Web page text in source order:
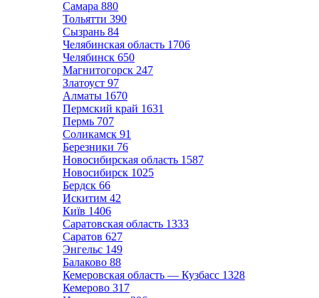
Самара 880
Тольятти 390
Сызрань 84
Челябинская область 1706
Челябинск 650
Магнитогорск 247
Златоуст 97
Алматы 1670
Пермский край 1631
Пермь 707
Соликамск 91
Березники 76
Новосибирская область 1587
Новосибирск 1025
Бердск 66
Искитим 42
Київ 1406
Саратовская область 1333
Саратов 627
Энгельс 149
Балаково 88
Кемеровская область — Кузбасс 1328
Кемерово 317